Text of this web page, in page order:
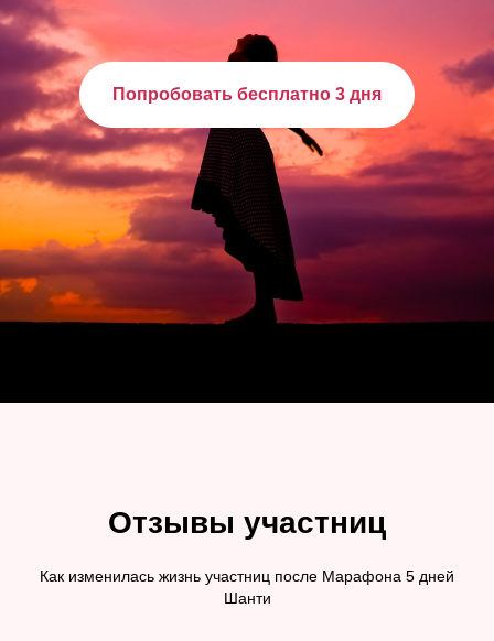
Попробовать бесплатно 3 дня
Отзывы участниц
Как изменилась жизнь участниц после Марафона 5 дней
Шанти